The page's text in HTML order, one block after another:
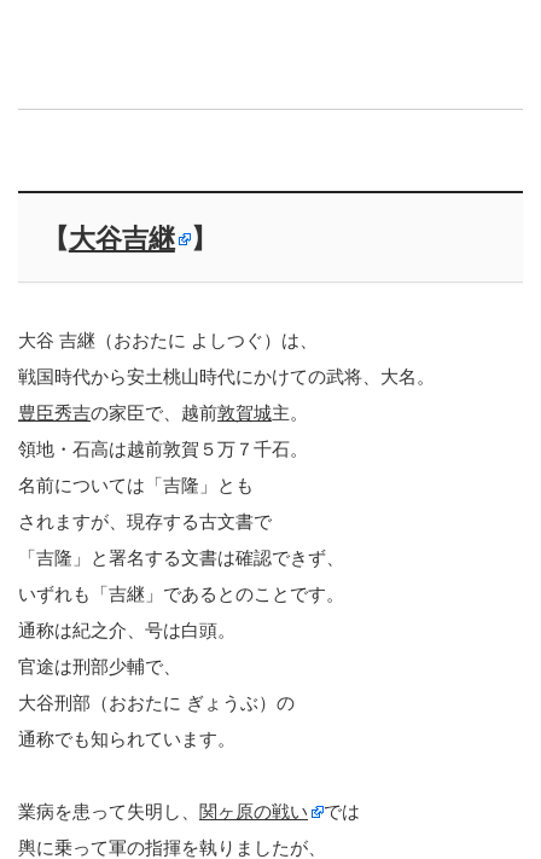
【大谷吉継 】
大谷 吉継（おおたに よしつぐ）は、
戦国時代から安土桃山時代にかけての武将、大名。
豊臣秀吉の家臣で、越前敦賀城主。
領地・石高は越前敦賀５万７千石。
名前については「吉隆」とも
されますが、現存する古文書で
「吉隆」と署名する文書は確認できず、
いずれも「吉継」であるとのことです。
通称は紀之介、号は白頭。
官途は刑部少輔で、
大谷刑部（おおたに ぎょうぶ）の
通称でも知られています。
業病を患って失明し、 関ヶ原の戦い
では
輿に乗って軍の指揮を執りましたが、